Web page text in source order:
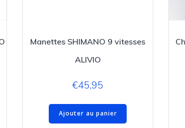
Manettes SHIMANO 9 vitesses
ALIVIO
€45,95
Ajouter au panier